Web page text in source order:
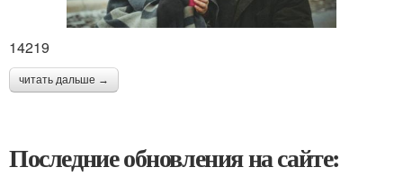
14219
читать дальше →
Последние обновления на сайте: